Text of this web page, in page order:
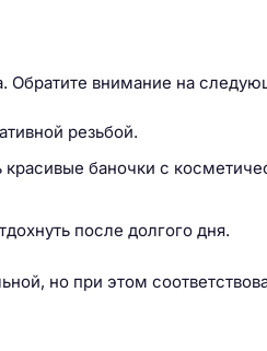
Обратите внимание на
резьбой.
баночки с
после долгого дня.
но при этом